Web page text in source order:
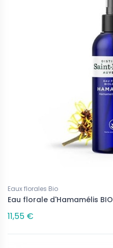
Eaux florales Bio
Eau florale d'Hamamélis BIO
11,55 €